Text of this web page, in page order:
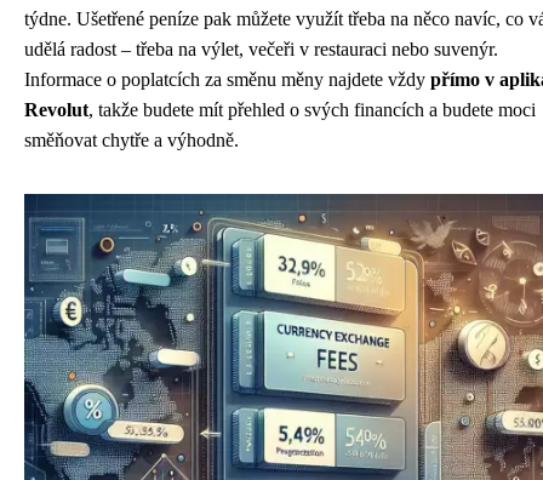
týdne. Ušetřené peníze pak můžete využít třeba na něco navíc, co
udělá radost – třeba na výlet, večeři v restauraci nebo suvenýr.
Informace o poplatcích za směnu měny najdete vždy přímo v
Revolut, takže budete mít přehled o svých financích a budete moci
směňovat chytře a výhodně.